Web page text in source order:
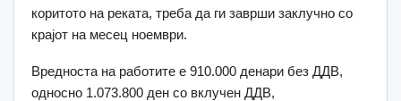
коритото на реката, треба да ги заврши заклучно со
крајот на месец ноември.
Вредноста на работите е 910.000 денари без ДДВ,
односно 1.073.800 ден со вклучен ДДВ,